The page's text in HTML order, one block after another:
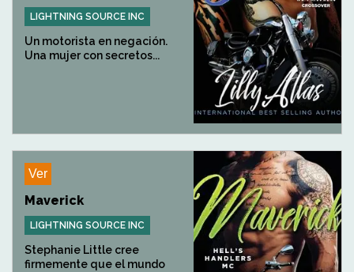
LIGHTNING SOURCE INC
Un motorista en negación.
Una mujer con secretos...
Ver
Maverick
LIGHTNING SOURCE INC
Stephanie Little cree
firmemente que el mundo